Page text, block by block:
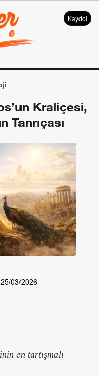
Kaydol
Kraliçesi,
Tanrıçası
25/03/2026
en tartışmalı